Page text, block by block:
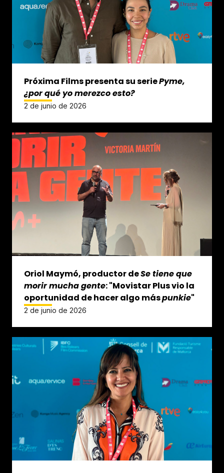
Próxima Films presenta su seriePyme,
¿por qué yo merezco esto?
2 de junio de 2026
Oriol Maymó, productor deSe tiene que
morir mucha gente: "Movistar Plus vio la
oportunidad de hacer algo máspunkie"
2 de junio de 2026